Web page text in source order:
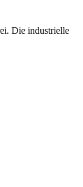
Die industrielle